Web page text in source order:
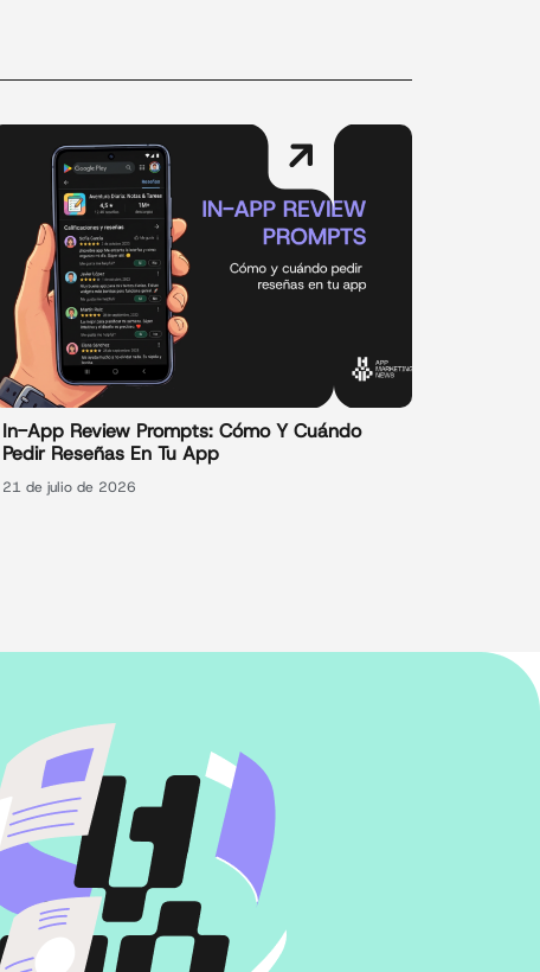
In-App Review Prompts: Cómo Y Cuándo
Pedir Reseñas En Tu App
21 de julio de 2026